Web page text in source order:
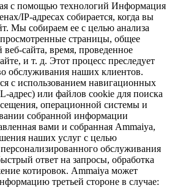
с помощью технологий Информация
IP-адресах собирается, когда вы
Мы собираем ее с целью анализа
просмотренные страницы, общее
сайта, время, проведенное
и т. д. Этот процесс преследует
обслуживания наших клиентов.
с использованием навигационных
адрес) или файлов cookie для поиска
операционной системы и
собранной информации
вами и собранная Ammaiya,
наших услуг с целью
обслуживания
ответ на запросы, обработка
котировок. Ammaiya может
третьей стороне в случае: